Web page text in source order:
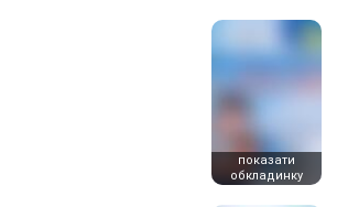
показати
обкладинку